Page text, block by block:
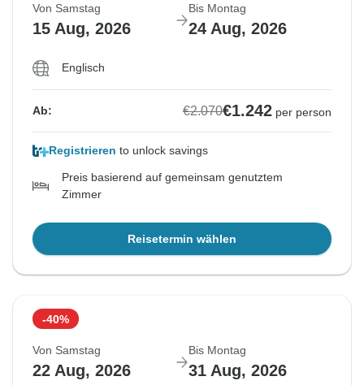
Von Samstag
15 Aug, 2026
Bis Montag
24 Aug, 2026
Englisch
Ab: €2.070€1.242 per person
Registrieren to unlock savings
Preis basierend auf gemeinsam genutztem
Zimmer
Reisetermin wählen
-40%
Von Samstag
22 Aug, 2026
Bis Montag
31 Aug, 2026